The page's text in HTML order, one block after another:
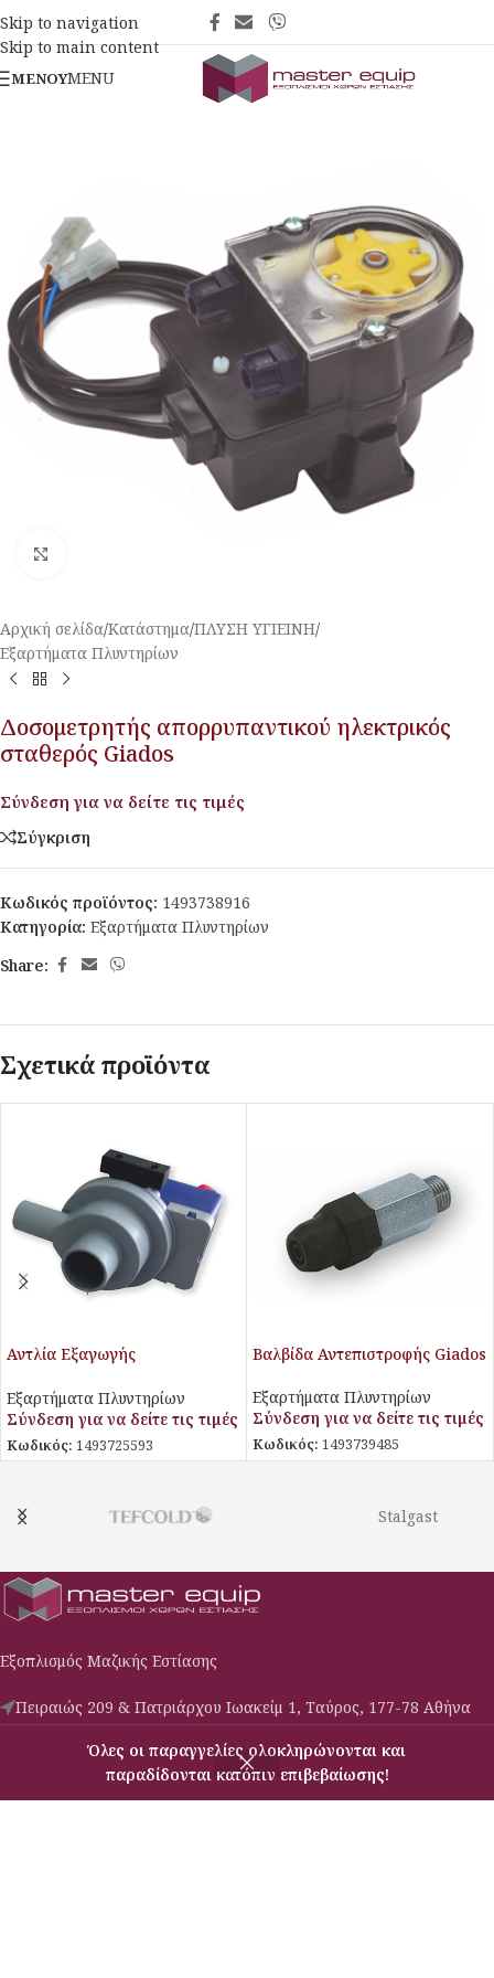
Όλες οι παραγγελίες ολοκληρώνονται και
παραδίδονται κατόπιν επιβεβαίωσης!
Skip to navigation
Skip to main content
ΜΕΝΟΎMENU
Αρχική σελίδα/Κατάστημα/ΠΛΥΣΗ ΥΓΙΕΙΝΗ/
Εξαρτήματα Πλυντηρίων
Δοσομετρητής απορρυπαντικού ηλεκτρικός
σταθερός Giados
Σύνδεση για να δείτε τις τιμές
Σύγκριση
Κωδικός προϊόντος: 1493738916
Κατηγορία: Εξαρτήματα Πλυντηρίων
Share:
Σχετικά προϊόντα
Αντλία Εξαγωγής
Giados
Εξαρτήματα Πλυντηρίων
Σύνδεση για να δείτε τις τιμές
Κωδικός: 1493725593
Βαλβίδα Αντεπιστροφής Giados
Εξαρτήματα Πλυντηρίων
Σύνδεση για να δείτε τις τιμές
Κωδικός: 1493739485
Stalgast
Εξοπλισμός Μαζικής Εστίασης
Πειραιώς 209 & Πατριάρχου Ιωακείμ 1, Ταύρος, 177-78 Αθήνα
Email: c-s@masterequip.gr